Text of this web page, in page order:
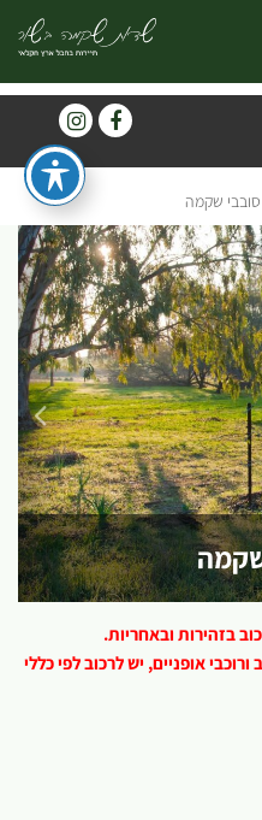
סובבי שקמה
שקמה
בזהירות ובאחריות.
אופניים, יש לרכוב לפי כללי